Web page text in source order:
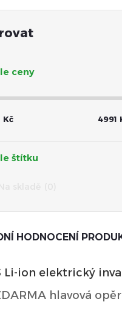
ceny
Kč 4991
štítku
HODNOCENÍ
hlavová